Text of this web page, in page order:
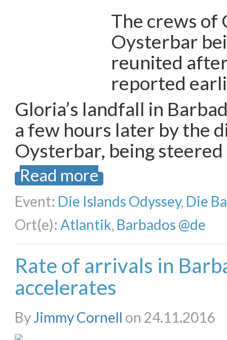
The crews of
Oysterbar
reunited
reported
Gloria’s landfall in
a few hours later by the
Oysterbar, being
Read more
Event: Die Islands Odyssey, Die
Ort(e): Atlantik, Barbados @de
Rate of arrivals in
accelerates
ByJimmy Cornell on 24.11.2016